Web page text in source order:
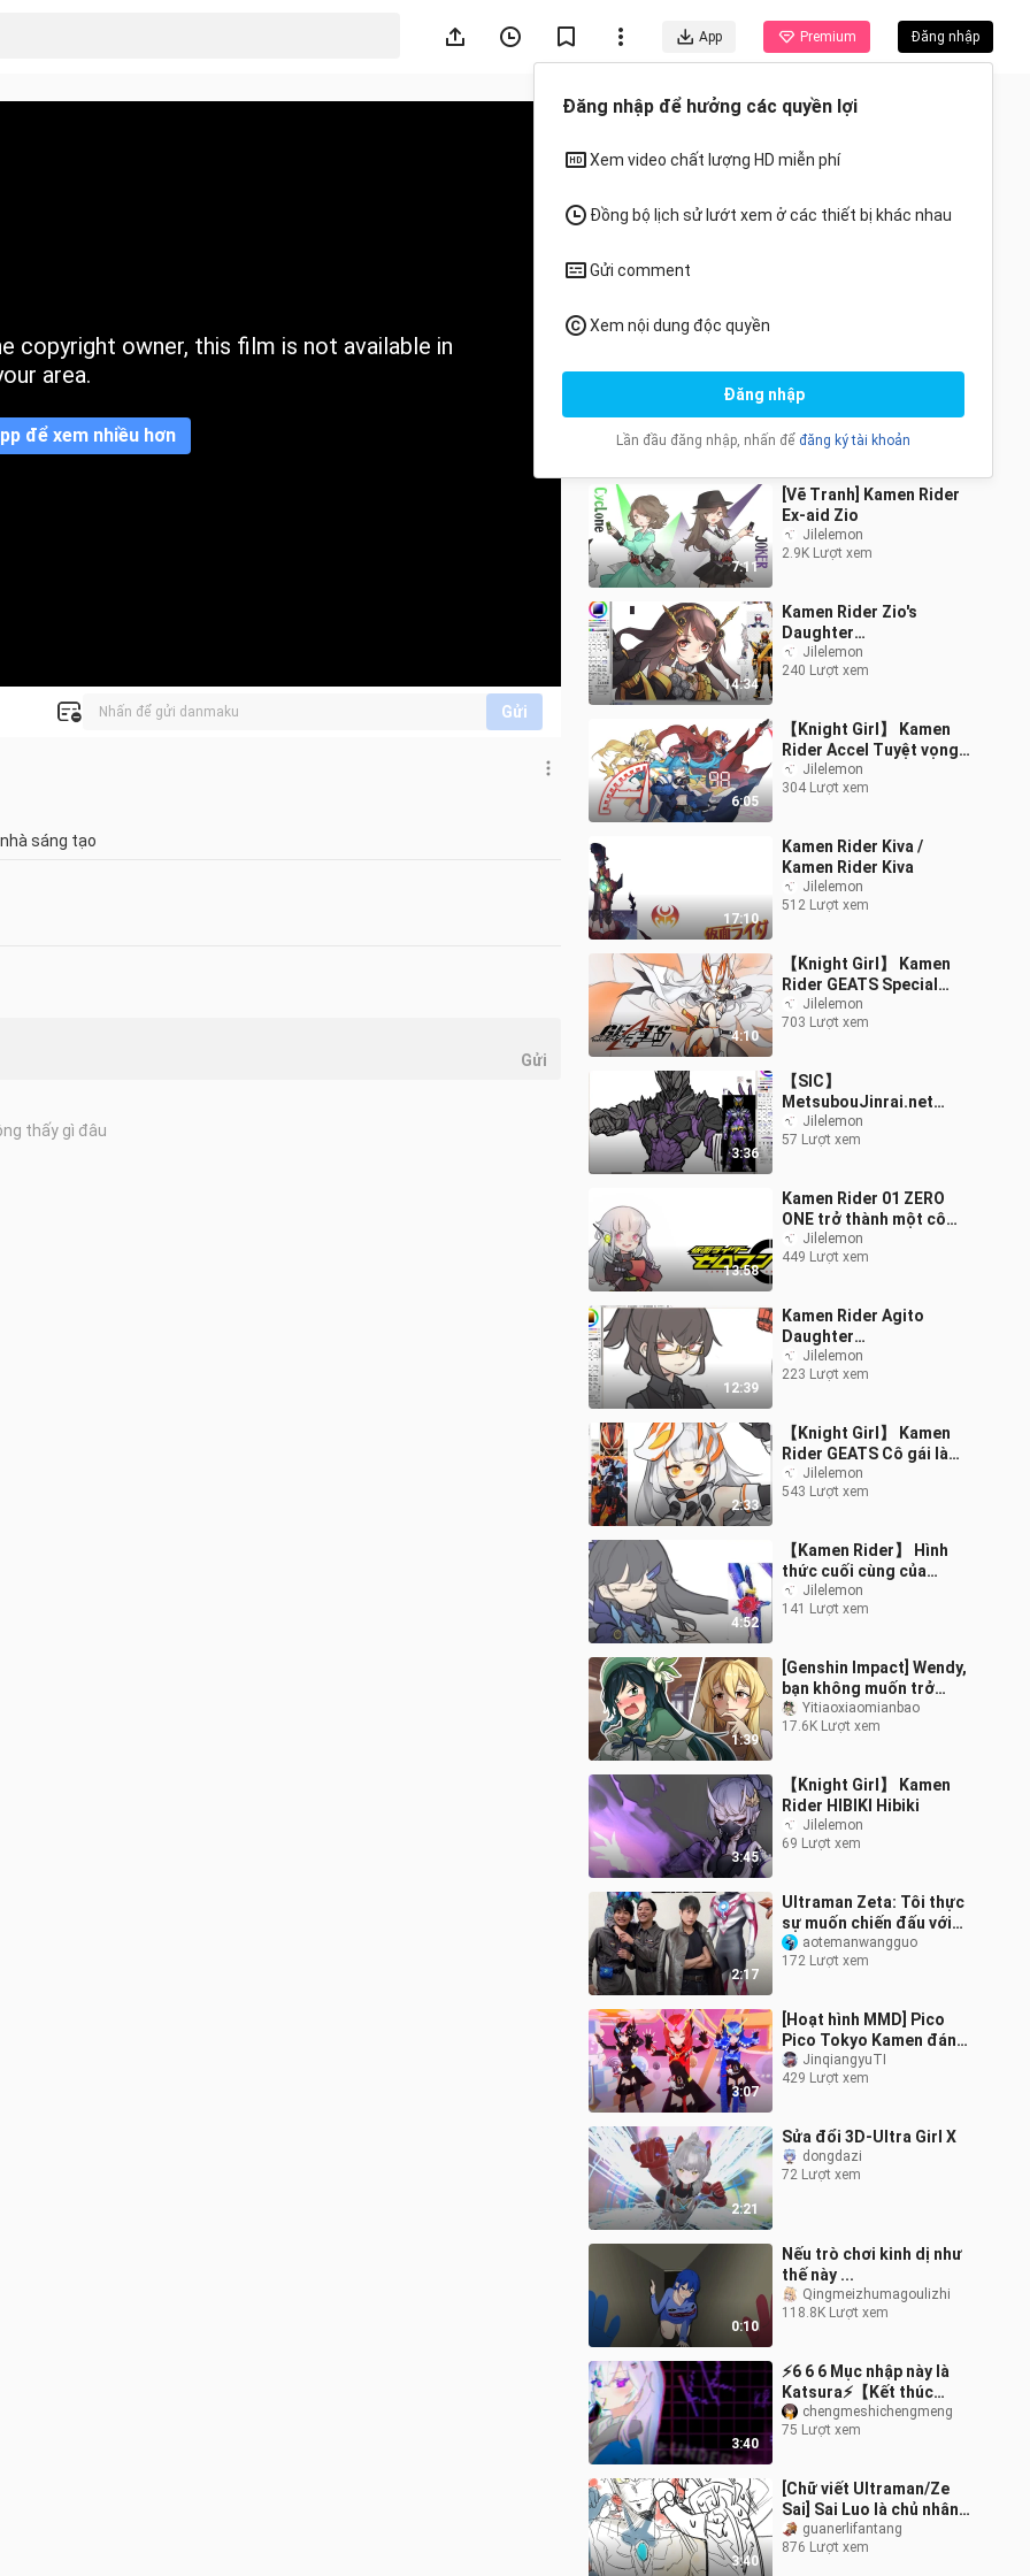
App Premium Đăng nhập
copyright owner, this film is not available in
area.
để xem nhiều hơn
Gửi
sáng tạo
Tất cả Anime
2:59
[Hội họa] Heisei năm thứ
20 | Kamen Rider phiên
bản nữ
Jilelemon
3.7K Lượt xem
7:11
[Vẽ Tranh] Kamen Rider
Ex-aid Zio
Jilelemon
2.9K Lượt xem
14:34
Kamen Rider Zio's
Daughter
Transformation / Kamen
Rider Zi-O
Jilelemon
240 Lượt xem
6:05
【Knight Girl】 Kamen
Rider Accel Tuyệt vọng
là cứu cánh của bạn! Rất
tốt!
Jilelemon
304 Lượt xem
17:10
Kamen Rider Kiva /
Kamen Rider Kiva
Jilelemon
512 Lượt xem
4:10
【Knight Girl】 Kamen
Rider GEATS Special
Attack Big Tail! ! Hình
dạng hoàn hảo × pha
Jilelemon
703 Lượt xem
3:36
【SIC】
MetsubouJinrai.net
Death Thunder
Jilelemon
57 Lượt xem
13:58
Kamen Rider 01 ZERO
ONE trở thành một cô
gái! / 仮 面 ラ イ ー ゼ ロ
ワ ン
Jilelemon
449 Lượt xem
12:39
Kamen Rider Agito
Daughter
Transformation / Kamen
Rider Agito
Jilelemon
223 Lượt xem
2:33
【Knight Girl】 Kamen
Rider GEATS Cô gái là
người đầu tiên!
Jilelemon
543 Lượt xem
4:52
【Kamen Rider】 Hình
thức cuối cùng của
Cross Sabre? Galaxy
Dragon?
Jilelemon
141 Lượt xem
1:39
[Genshin Impact] Wendy,
bạn không muốn trở
thành một cô gái ...
Yitiaoxiaomianbao
17.6K Lượt xem
3:45
【Knight Girl】 Kamen
Rider HIBIKI Hibiki
Jilelemon
69 Lượt xem
2:17
Ultraman Zeta: Tôi thực
sự muốn chiến đấu với
Uub-senpai ngay bây giờ!
aotemanwangguo
172 Lượt xem
3:07
[Hoạt hình MMD] Pico
Pico Tokyo Kamen đáng
yêu [Kamen Rider Build]
JinqiangyuTI
429 Lượt xem
2:21
Sửa đổi 3D-Ultra Girl X
dongdazi
72 Lượt xem
0:10
Nếu trò chơi kinh dị như
thế này ...
Qingmeizhumagoulizhi
118.8K Lượt xem
3:40
⚡️6 6 6 Mục nhập này là
Katsura⚡️【Kết thúc
Octet/Kết thúc Tám/Nữ
tính hóa】Giai đoạn
chengmeshichengmeng
75 Lượt xem
3:40
[Chữ viết Ultraman/Ze
Sai] Sai Luo là chủ nhân
của Nam Thông hay
Zeta?
guanerlifantang
876 Lượt xem
Gửi
thấy gì đâu